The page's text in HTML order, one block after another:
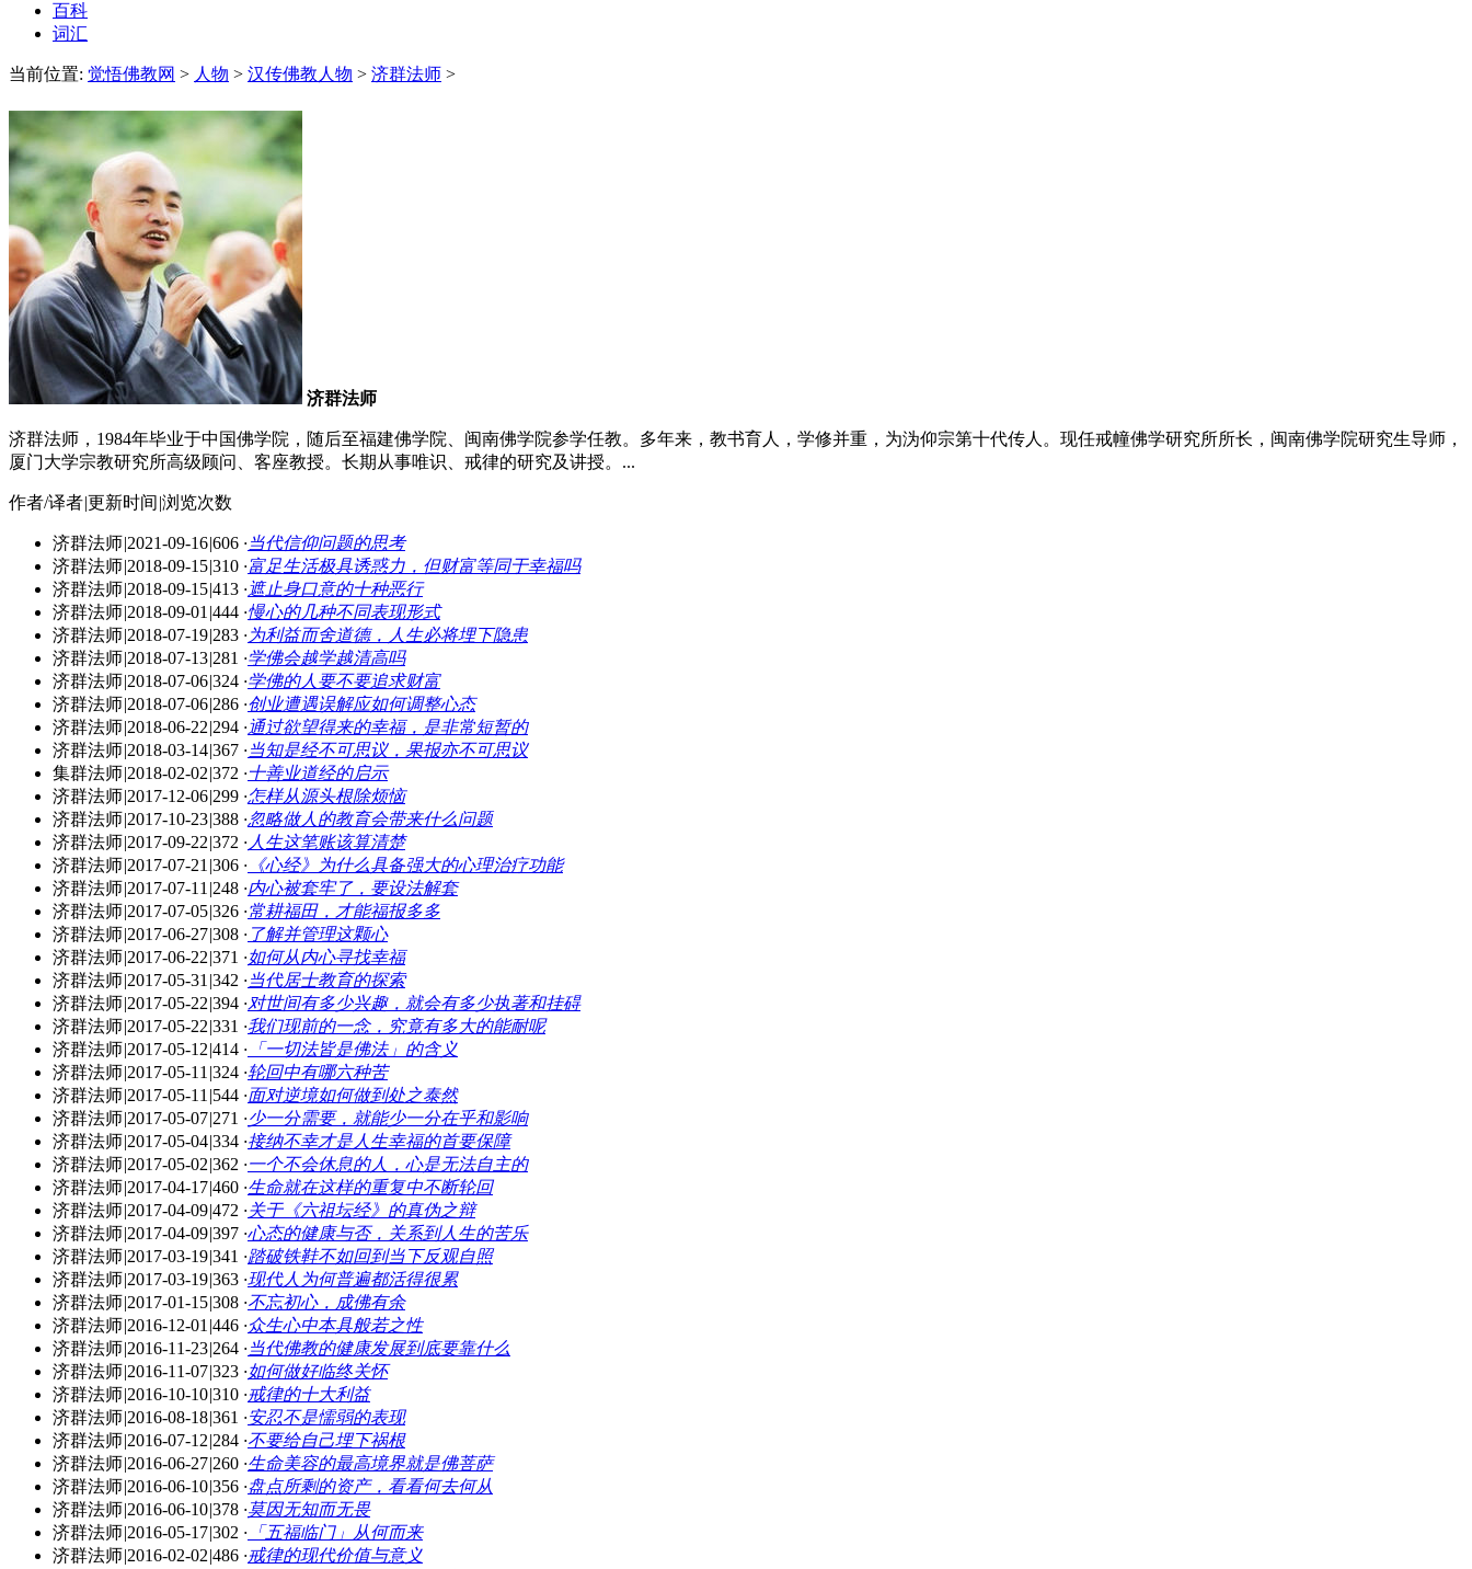
百科
词汇
当前位置: 觉悟佛教网 > 人物 > 汉传佛教人物 > 济群法师 >
济群法师
济群法师，1984年毕业于中国佛学院，随后至福建佛学院、闽南佛学院参学任教。多年来，教书育人，学修并重，为沩仰宗第十代传人。现任戒幢佛学研究所所长，闽南佛学院研究生导师，
厦门大学宗教研究所高级顾问、客座教授。长期从事唯识、戒律的研究及讲授。...
作者/译者|更新时间 |浏览次数
济群法师|2021-09-16|606 · 当代信仰问题的思考
济群法师|2018-09-15|310 ·富足生活极具诱惑力，但财富等同于幸福吗
济群法师|2018-09-15|413 ·遮止身口意的十种恶行
济群法师|2018-09-01 |444 ·慢心的几种不同表现形式
济群法师|2018-07-19|283 · 为利益而舍道德，人生必将埋下隐患
济群法师|2018-07-13|281 ·学佛会越学越清高吗
济群法师|2018-07-06|324 ·学佛的人要不要追求财富
济群法师|2018-07-06|286 ·创业遭遇误解应如何调整心态
济群法师|2018-06-22|294 ·通过欲望得来的幸福，是非常短暂的
济群法师|2018-03-14|367 · 当知是经不可思议，果报亦不可思议
集群法师|2018-02-02|372 ·十善业道经的启示
济群法师|2017-12-06|299 ·怎样从源头根除烦恼
济群法师|2017-10-23|388 ·忽略做人的教育会带来什么问题
济群法师|2017-09-22|372 · 人生这笔账该算清楚
济群法师|2017-07-21 |306 · 《心经》为什么具备强大的心理治疗功能
济群法师|2017-07-11 |248 ·内心被套牢了，要设法解套
济群法师|2017-07-05|326 ·常耕福田，才能福报多多
济群法师|2017-06-27|308 · 了解并管理这颗心
济群法师|2017-06-22|371 ·如何从内心寻找幸福
济群法师|2017-05-31 |342 · 当代居士教育的探索
济群法师|2017-05-22|394 ·对世间有多少兴趣，就会有多少执著和挂碍
济群法师|2017-05-22|331 ·我们现前的一念，究竟有多大的能耐呢
济群法师|2017-05-12|414 · 「一切法皆是佛法」的含义
济群法师|2017-05-11 |324 ·轮回中有哪六种苦
济群法师|2017-05-11 |544 ·面对逆境如何做到处之泰然
济群法师|2017-05-07|271 ·少一分需要，就能少一分在乎和影响
济群法师|2017-05-04|334 ·接纳不幸才是人生幸福的首要保障
济群法师|2017-05-02|362 ·一个不会休息的人，心是无法自主的
济群法师|2017-04-17|460 ·生命就在这样的重复中不断轮回
济群法师|2017-04-09|472 ·关于《六祖坛经》的真伪之辩
济群法师|2017-04-09|397 ·心态的健康与否，关系到人生的苦乐
济群法师|2017-03-19|341 ·踏破铁鞋不如回到当下反观自照
济群法师|2017-03-19|363 ·现代人为何普遍都活得很累
济群法师|2017-01-15|308 ·不忘初心，成佛有余
济群法师|2016-12-01 |446 ·众生心中本具般若之性
济群法师|2016-11-23|264 · 当代佛教的健康发展到底要靠什么
济群法师|2016-11-07|323 ·如何做好临终关怀
济群法师|2016-10-10|310 ·戒律的十大利益
济群法师|2016-08-18|361 ·安忍不是懦弱的表现
济群法师|2016-07-12|284 ·不要给自己埋下祸根
济群法师|2016-06-27|260 ·生命美容的最高境界就是佛菩萨
济群法师|2016-06-10|356 ·盘点所剩的资产，看看何去何从
济群法师|2016-06-10|378 ·莫因无知而无畏
济群法师|2016-05-17|302 · 「五福临门」从何而来
济群法师|2016-02-02|486 ·戒律的现代价值与意义